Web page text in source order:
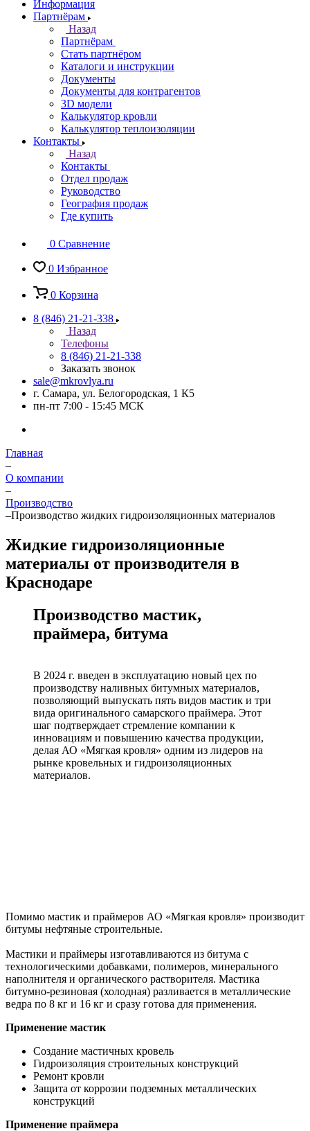
Информация
Партнёрам
Назад
Партнёрам
Стать партнёром
Каталоги и инструкции
Документы
Документы для контрагентов
3D модели
Калькулятор кровли
Калькулятор теплоизоляции
Контакты
Назад
Контакты
Отдел продаж
Руководство
География продаж
Где купить
0 Сравнение
0 Избранное
0 Корзина
8 (846) 21-21-338
Назад
Телефоны
8 (846) 21-21-338
Заказать звонок
sale@mkrovlya.ru
г. Самара, ул. Белогородская, 1 К5
пн-пт 7:00 - 15:45 МСК
Главная
–
О компании
–
Производство
–Производство жидких гидроизоляционных материалов
Жидкие гидроизоляционные
материалы от производителя в
Краснодаре
Производство мастик,
праймера, битума
В 2024 г. введен в эксплуатацию новый цех по
производству наливных битумных материалов,
позволяющий выпускать пять видов мастик и три
вида оригинального самарского праймера. Этот
шаг подтверждает стремление компании к
инновациям и повышению качества продукции,
делая АО «Мягкая кровля» одним из лидеров на
рынке кровельных и гидроизоляционных
материалов.
Помимо мастик и праймеров АО «Мягкая кровля» производит
битумы нефтяные строительные.
Мастики и праймеры изготавливаются из битума с
технологическими добавками, полимеров, минерального
наполнителя и органического растворителя. Мастика
битумно-резиновая (холодная) разливается в металлические
ведра по 8 кг и 16 кг и сразу готова для применения.
Применение мастик
Создание мастичных кровель
Гидроизоляция строительных конструкций
Ремонт кровли
Защита от коррозии подземных металлических
конструкций
Применение праймера